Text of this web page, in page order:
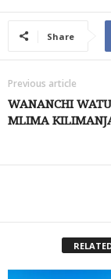
Share
Previous article
WANANCHI
MLIMA